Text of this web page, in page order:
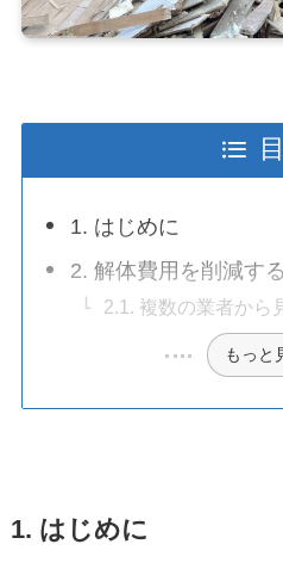
1. はじめに
2. 解体費用を削減す
2.1. 複数の業者から
もっと
1. はじめに